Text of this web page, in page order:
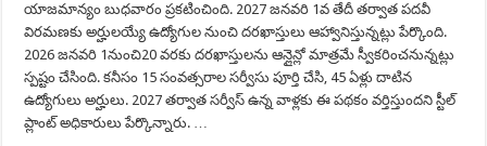
యాజమాన్యం బుధవారం ప్రకటించింది. 2027 జనవరి 1వ తేదీ తర్వాత పదవీ
విరమణకు అర్హులయ్యే ఉద్యోగుల నుంచి దరఖాస్తులు ఆహ్వానిస్తున్నట్లు పేర్కొంది.
2026 జనవరి 1నుంచి20 వరకు దరఖాస్తులను ఆన్లైన్లో మాత్రమే స్వీకరించనున్నట్లు
స్పష్టం చేసింది. కనీసం 15 సంవత్సరాల సర్వీసు పూర్తి చేసి, 45 ఏళ్లు దాటిన
ఉద్యోగులు అర్హులు. 2027 తర్వాత సర్వీస్ ఉన్న వాళ్లకు ఈ పథకం వర్తిస్తుందని స్టీల్
ప్లాంట్ అధికారులు పేర్కొన్నారు. …